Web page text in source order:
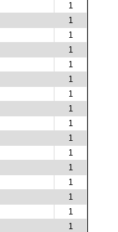
1
1
1
1
1
1
1
1
1
1
1
1
1
1
1
1